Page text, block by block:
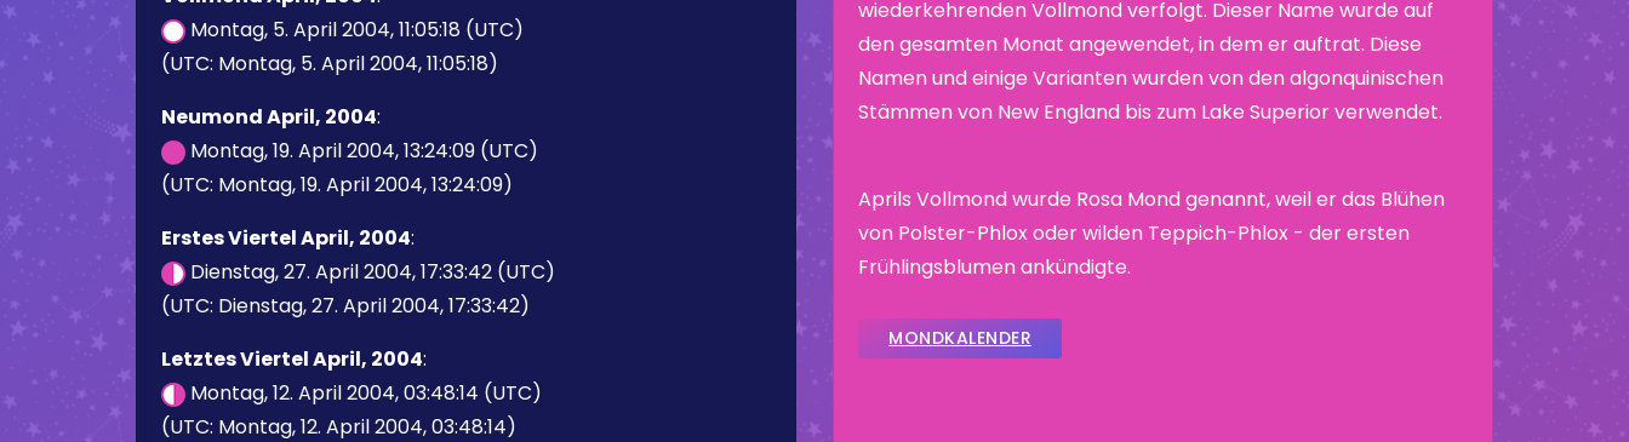
Montag, 5. April 2004, 11:05:18 (UTC)
(UTC: Montag, 5. April 2004, 11:05:18)
Neumond April, 2004:
Montag, 19. April 2004, 13:24:09 (UTC)
(UTC: Montag, 19. April 2004, 13:24:09)
Erstes Viertel April, 2004:
Dienstag, 27. April 2004, 17:33:42 (UTC)
(UTC: Dienstag, 27. April 2004, 17:33:42)
Letztes Viertel April, 2004:
Montag, 12. April 2004, 03:48:14 (UTC)
(UTC: Montag, 12. April 2004, 03:48:14)
wiederkehrenden Vollmond verfolgt. Dieser Name wurde auf
den gesamten Monat angewendet, in dem er auftrat. Diese
Namen und einige Varianten wurden von den algonquinischen
Stämmen von New England bis zum Lake Superior verwendet.
Aprils Vollmond wurde Rosa Mond genannt, weil er das Blühen
von Polster-Phlox oder wilden Teppich-Phlox - der ersten
Frühlingsblumen ankündigte.
MONDKALENDER